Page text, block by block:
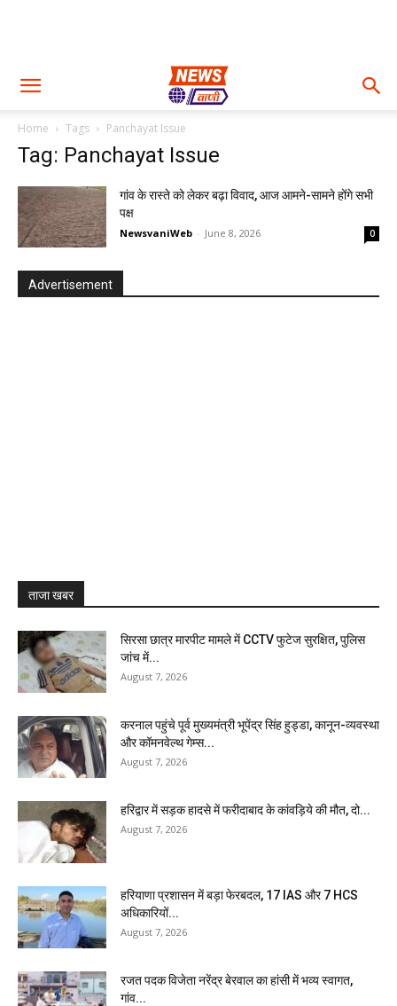
Home Tags Panchayat Issue
Tag: Panchayat Issue
गांव के रास्ते को लेकर बढ़ा विवाद, आज आमने-सामने होंगे सभी
पक्ष
NewsvaniWeb - June 8, 2026 0
Advertisement
ताजा खबर
सिरसा छात्र मारपीट मामले में CCTV फुटेज सुरक्षित, पुलिस
जांच में...
August 7, 2026
करनाल पहुंचे पूर्व मुख्यमंत्री भूपेंद्र सिंह हुड्डा, कानून-व्यवस्था
और कॉमनवेल्थ गेम्स...
August 7, 2026
हरिद्वार में सड़क हादसे में फरीदाबाद के कांवड़िये की मौत, दो...
August 7, 2026
हरियाणा प्रशासन में बड़ा फेरबदल, 17 IAS और 7 HCS
अधिकारियों...
August 7, 2026
रजत पदक विजेता नरेंद्र बेरवाल का हांसी में भव्य स्वागत,
गांव...